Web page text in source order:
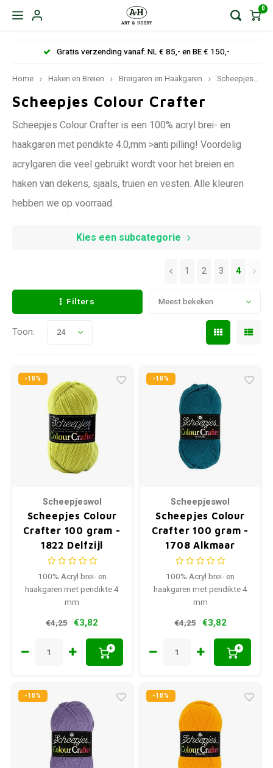
0
Gratis verzending vanaf: NL € 85,- en BE € 150,-
Home Haken en Breien Breigaren en Haakgaren Scheepjeswol
Scheepjes Colour Crafter
Scheepjes Colour Crafter is een 100% acryl brei- en
haakgaren met pendikte 4.0,mm >anti pilling! Voordelig
acrylgaren die veel gebruikt wordt voor het breien en
haken van dekens, sjaals, truien en vesten. Alle kleuren
hebben we op voorraad.
Kies een subcategorie
Filters Meest bekeken
1 2 3 4
Toon: 24
-10%
Scheepjeswol
Scheepjes Colour
Crafter 100 gram -
1822 Delfzijl
100% Acryl brei- en
haakgaren met pendikte 4
mm
€4,25 €3,82
+
-10%
Scheepjeswol
Scheepjes Colour
Crafter 100 gram -
1708 Alkmaar
100% Acryl brei- en
haakgaren met pendikte 4
mm
€4,25 €3,82
+
-10% -10%